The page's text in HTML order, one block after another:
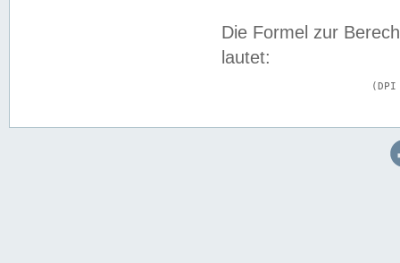
Die Formel zur
lautet: